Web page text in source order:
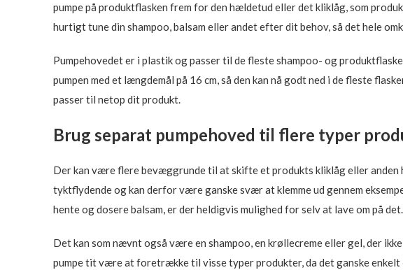
pumpe på produktflasken frem for den hældetud eller det kliklåg, som
hurtigt tune din shampoo, balsam eller andet efter dit behov, så det hele
Pumpehovedet er i plastik og passer til de fleste shampoo- og
pumpen med et længdemål på 16 cm, så den kan nå godt ned i de fleste
passer til netop dit produkt.
Brug separat pumpehoved til flere typer
Der kan være flere bevæggrunde til at skifte et produkts kliklåg eller anden
tyktflydende og kan derfor være ganske svær at klemme ud gennem
hente og dosere balsam, er der heldigvis mulighed for selv at lave om på det.
Det kan som nævnt også være en shampoo, en krøllecreme eller gel, der
pumpe tit være at foretrække til visse typer produkter, da det ganske